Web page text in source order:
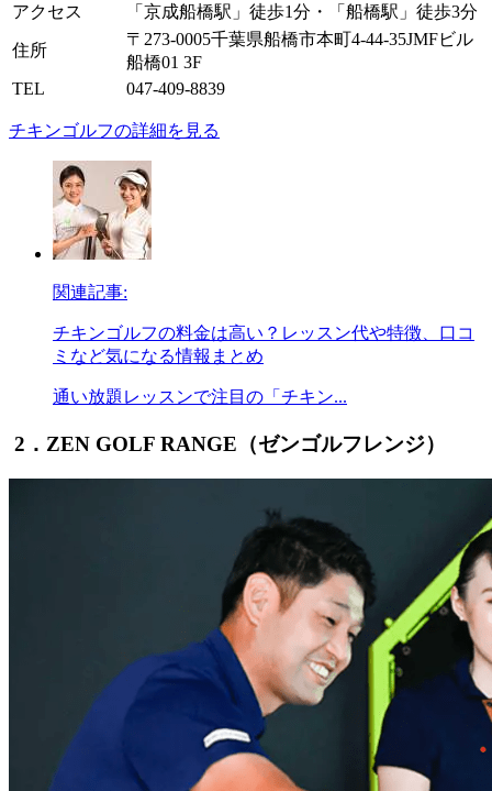
アクセス 「京成船橋駅」徒歩1分・「船橋駅」徒歩3分
住所
〒273-0005千葉県船橋市本町4-44-35JMFビル
船橋01 3F
TEL
047-409-8839
チキンゴルフの詳細を見る
関連記事:
チキンゴルフの料金は高い？レッスン代や特徴、口コ
ミなど気になる情報まとめ
通い放題レッスンで注目の「チキン...
2．ZEN GOLF RANGE（ゼンゴルフレンジ）